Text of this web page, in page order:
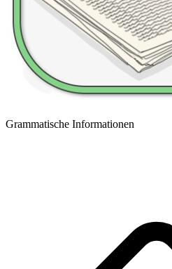
Grammatische Informationen